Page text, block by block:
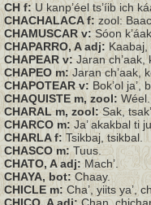
CH f:U kanp’éel ts’íib ich
CHACHALACA f: zool:
CHAMUSCAR v:Sóon
CHAPARRO, A adj: Kaabaj,
CHAPEAR v:Jaran ch’aak,
CHAPEO m:Jaran ch’aak,
CHAPOTEAR v:Bok’ol ja’,
CHAQUISTE m, zool: Wéel.
CHARAL m, zool:Sak,
CHARCO m:Ja’ akakbal ti
CHARLA f: Tsikbaj, tsikbal.
CHASCO m:Tuus.
CHATO, A adj: Mach’.
CHAYA, bot: Chaay.
CHICLE m:Cha’, yiits ya’,